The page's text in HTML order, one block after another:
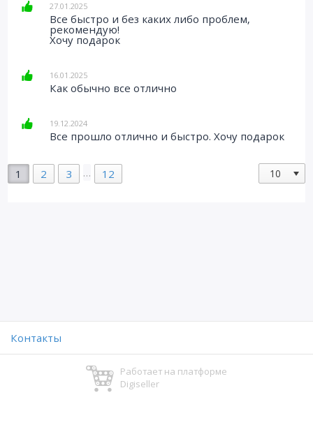
27.01.2025
Все быстро и без каких либо проблем,
рекомендую!
Хочу подарок
16.01.2025
Как обычно все отлично
19.12.2024
Все прошло отлично и быстро. Хочу подарок
1 2 3 … 12
Контакты
Работает на платформе
Digiseller